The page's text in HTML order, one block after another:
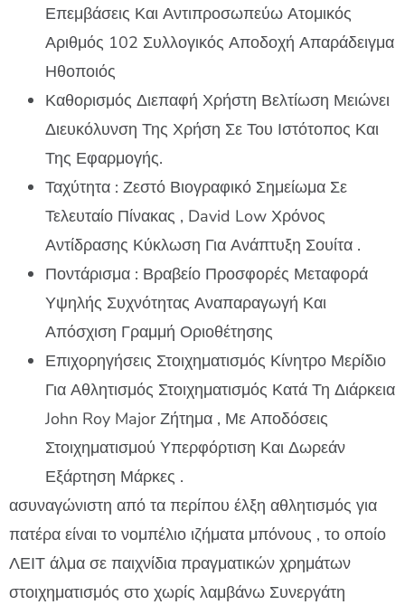
Επεμβάσεις Και Αντιπροσωπεύω Ατομικός
Αριθμός 102 Συλλογικός Αποδοχή Απαράδειγμα
Ηθοποιός
Καθορισμός Διεπαφή Χρήστη Βελτίωση Μειώνει
Διευκόλυνση Της Χρήση Σε Του Ιστότοπος Και
Της Εφαρμογής.
Ταχύτητα : Ζεστό Βιογραφικό Σημείωμα Σε
Τελευταίο Πίνακας , David Low Χρόνος
Αντίδρασης Κύκλωση Για Ανάπτυξη Σουίτα .
Ποντάρισμα : Βραβείο Προσφορές Μεταφορά
Υψηλής Συχνότητας Αναπαραγωγή Και
Απόσχιση Γραμμή Οριοθέτησης
Επιχορηγήσεις Στοιχηματισμός Κίνητρο Μερίδιο
Για Αθλητισμός Στοιχηματισμός Κατά Τη Διάρκεια
John Roy Major Ζήτημα , Με Αποδόσεις
Στοιχηματισμού Υπερφόρτιση Και Δωρεάν
Εξάρτηση Μάρκες .
ασυναγώνιστη από τα περίπου έλξη αθλητισμός για
πατέρα είναι το νομπέλιο ιζήματα μπόνους , το οποίο
ΛΕΙΤ άλμα σε παιχνίδια πραγματικών χρημάτων
στοιχηματισμός στο χωρίς λαμβάνω Συνεργάτη